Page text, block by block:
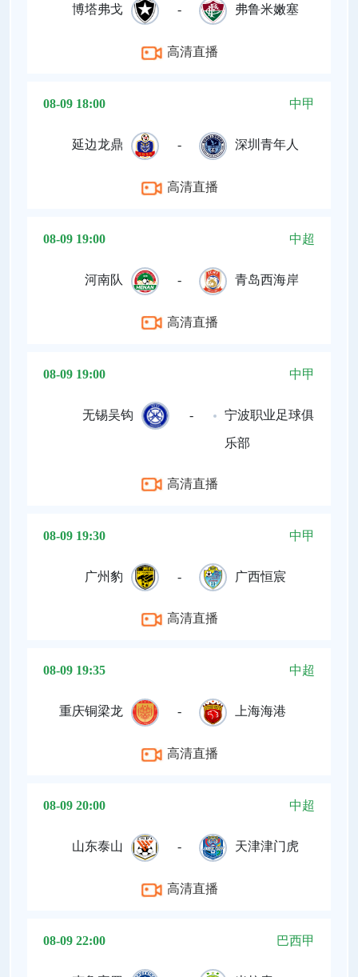
博塔弗戈 - 弗鲁米嫩塞
高清直播
08-09 18:00 中甲
延边龙鼎 - 深圳青年人
高清直播
08-09 19:00 中超
河南队 - 青岛西海岸
高清直播
08-09 19:00 中甲
无锡吴钩 - 宁波职业足球俱
乐部
高清直播
08-09 19:30 中甲
广州豹 - 广西恒宸
高清直播
08-09 19:35 中超
重庆铜梁龙 - 上海海港
高清直播
08-09 20:00 中超
山东泰山 - 天津津门虎
高清直播
08-09 22:00 巴西甲